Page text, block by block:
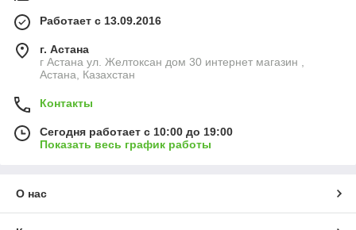
Работает с 13.09.2016
г. Астана
г Астана ул. Желтоксан дом 30 интернет магазин ,
Астана, Казахстан
Контакты
Сегодня работает с 10:00 до 19:00
Показать весь график работы
О нас